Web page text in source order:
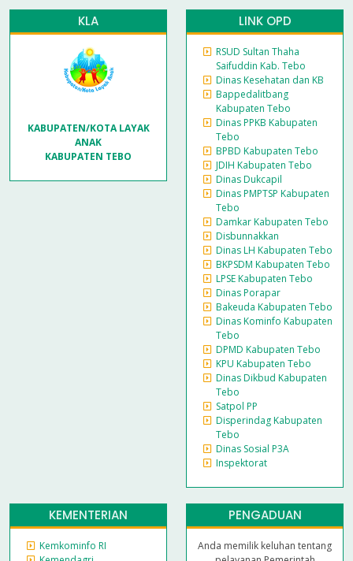
KLA
KABUPATEN/KOTA LAYAK
ANAK
KABUPATEN TEBO
LINK OPD
RSUD Sultan Thaha
Saifuddin Kab. Tebo
Dinas Kesehatan dan KB
Bappedalitbang
Kabupaten Tebo
Dinas PPKB Kabupaten
Tebo
BPBD Kabupaten Tebo
JDIH Kabupaten Tebo
Dinas Dukcapil
Dinas PMPTSP Kabupaten
Tebo
Damkar Kabupaten Tebo
Disbunnakkan
Dinas LH Kabupaten Tebo
BKPSDM Kabupaten Tebo
LPSE Kabupaten Tebo
Dinas Porapar
Bakeuda Kabupaten Tebo
Dinas Kominfo Kabupaten
Tebo
DPMD Kabupaten Tebo
KPU Kabupaten Tebo
Dinas Dikbud Kabupaten
Tebo
Satpol PP
Disperindag Kabupaten
Tebo
Dinas Sosial P3A
Inspektorat
KEMENTERIAN
Kemkominfo RI
PENGADUAN
Anda memilik keluhan tentang